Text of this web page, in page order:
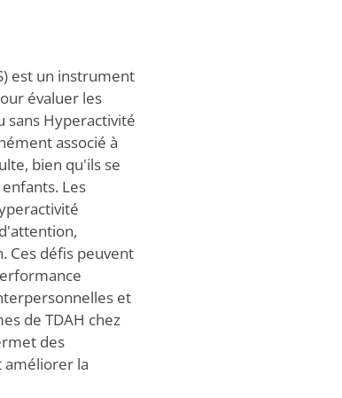
est un instrument
évaluer les
sans Hyperactivité
associé à
bien qu'ils se
Les
Ces défis peuvent
et
de TDAH chez
des
améliorer la